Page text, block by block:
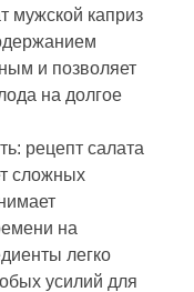
мужской каприз
и позволяет
на долгое
рецепт салата
сложных
на
легко
усилий для